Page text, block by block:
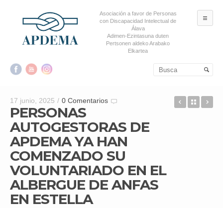
Asociación a favor de Personas
con Discapacidad Intelectual de
Álava
Adimen-Ezintasuna duten
Pertsonen aldeko Arabako
Elkartea
secundario
17 junio, 2025 / 0 Comentarios
PERSONAS
AUTOGESTORAS DE
APDEMA YA HAN
COMENZADO SU
VOLUNTARIADO EN EL
ALBERGUE DE ANFAS
EN ESTELLA
Back